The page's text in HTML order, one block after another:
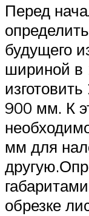
Перед
будущего
шириной в
900 мм. К
мм для
обрезке